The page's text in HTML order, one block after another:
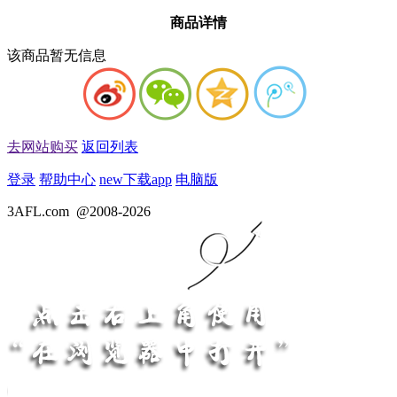
商品详情
该商品暂无信息
去网站购买 返回列表
登录 帮助中心 new下载app 电脑版
3AFL.com @2008-2026